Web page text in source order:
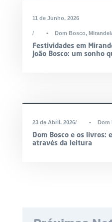
11 de Junho, 2026
• Dom Bosco,
Festividades em
João Bosco: um sonho
23 de Abril, 2026 • Dom
Dom Bosco e os livros:
através da leitura